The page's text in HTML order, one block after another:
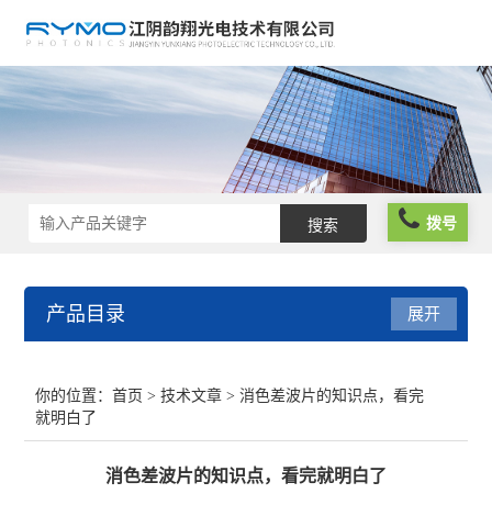
拨号
产品目录
光谱仪器
光学元件
展开
你的位置：首页 >技术文章 > 消色差波片的知识点，看完
就明白了
消色差波片的知识点，看完就明白了